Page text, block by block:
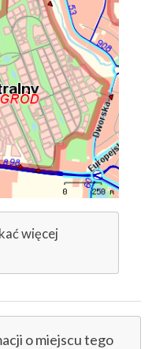
więcej
o miejscu tego